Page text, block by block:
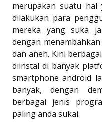
merupakan suatu
dilakukan para
mereka yang suka
dengan
dan aneh. Kini
diinstal di banyak
smartphone android
banyak, dengan
berbagai jenis
paling anda sukai.